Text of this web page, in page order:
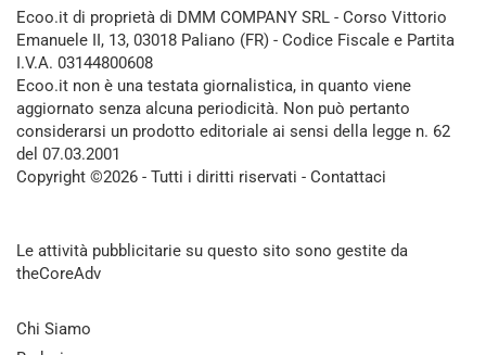
Ecoo.it di proprietà di DMM COMPANY SRL - Corso Vittorio
Emanuele II, 13, 03018 Paliano (FR) - Codice Fiscale e Partita
I.V.A. 03144800608
Ecoo.it non è una testata giornalistica, in quanto viene
aggiornato senza alcuna periodicità. Non può pertanto
considerarsi un prodotto editoriale ai sensi della legge n. 62
del 07.03.2001
Copyright ©2026 - Tutti i diritti riservati - Contattaci
Le attività pubblicitarie su questo sito sono gestite da
theCoreAdv
Chi Siamo